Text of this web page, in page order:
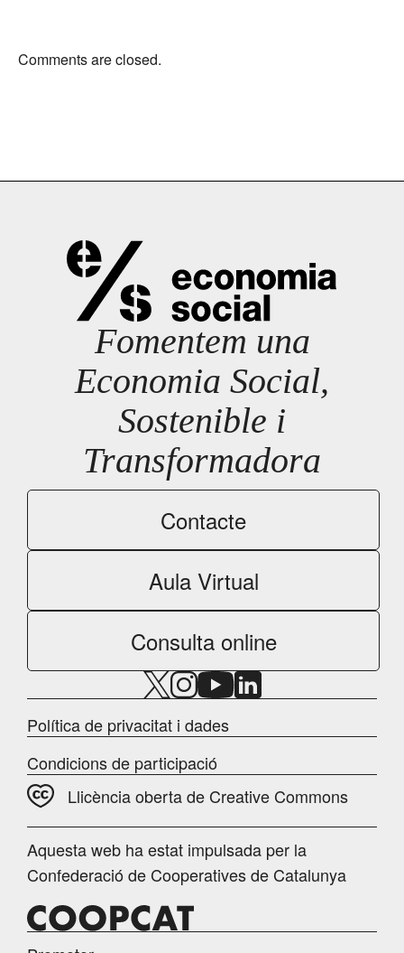
Comments are closed.
Fomentem una
Economia Social,
Sostenible i
Transformadora
Contacte
Aula Virtual
Consulta online
Política de privacitat i dades
Condicions de participació
Llicència oberta de Creative Commons
Aquesta web ha estat impulsada per la
Confederació de Cooperatives de Catalunya